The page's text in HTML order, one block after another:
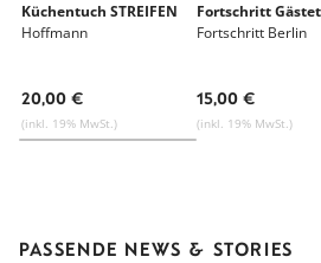
Alle Waren von Christiane Grafe &
Küchentuch STREIFEN
Hoffmann
20,00 €
(inkl. 19% MwSt.)
Fortschritt
Fortschritt Berlin
15,00 €
(inkl. 19% MwSt.)
PASSENDE NEWS & STORIES